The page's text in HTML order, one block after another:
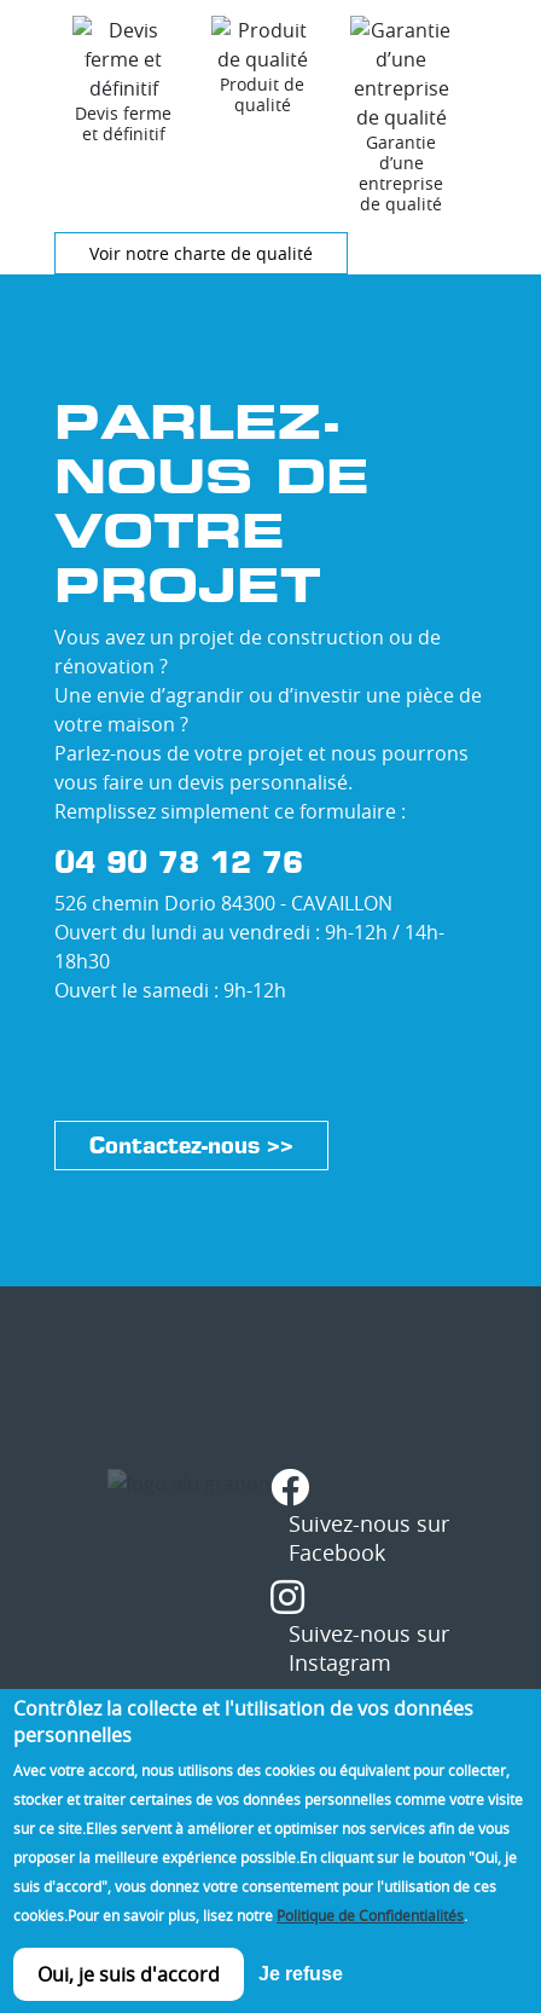
Devis ferme
et définitif
Produit de
qualité
Garantie
d’une
entreprise
de qualité
Voir notre charte de qualité
PARLEZ-
NOUS DE
VOTRE
PROJET
Vous avez un projet de construction ou de
rénovation ?
Une envie d’agrandir ou d’investir une pièce de
votre maison ?
Parlez-nous de votre projet et nous pourrons
vous faire un devis personnalisé.
Remplissez simplement ce formulaire :
04 90 78 12 76
526 chemin Dorio 84300 - CAVAILLON
Ouvert du lundi au vendredi : 9h-12h / 14h-
18h30
Ouvert le samedi : 9h-12h
Contactez-nous >>
©2020 Alu Granon - Mentions légales
Conception et réalisation
Contrôlez la collecte et l'utilisation de vos données
personnelles
Avec votre accord, nous utilisons des cookies ou équivalent pour collecter,
stocker et traiter certaines de vos données personnelles comme votre visite
sur ce site.Elles servent à améliorer et optimiser nos services afin de vous
proposer la meilleure expérience possible.En cliquant sur le bouton "Oui, je
suis d'accord", vous donnez votre consentement pour l'utilisation de ces
cookies.Pour en savoir plus, lisez notre Politique de Confidentialités.
Oui, je suis d'accord Je refuse